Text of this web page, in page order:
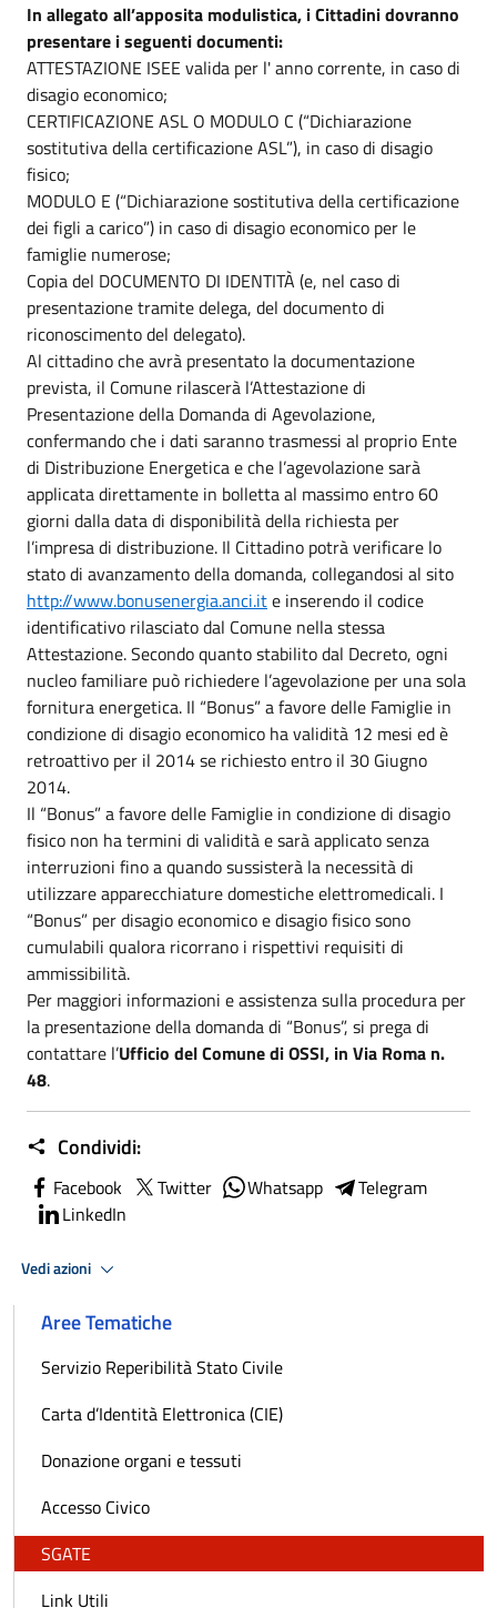
In allegato all’apposita modulistica, i Cittadini dovranno
presentare i seguenti documenti:
ATTESTAZIONE ISEE valida per l' anno corrente, in caso di
disagio economico;
CERTIFICAZIONE ASL O MODULO C (“Dichiarazione
sostitutiva della certificazione ASL”), in caso di disagio
fisico;
MODULO E (“Dichiarazione sostitutiva della certificazione
dei figli a carico”) in caso di disagio economico per le
famiglie numerose;
Copia del DOCUMENTO DI IDENTITÀ (e, nel caso di
presentazione tramite delega, del documento di
riconoscimento del delegato).
Al cittadino che avrà presentato la documentazione
prevista, il Comune rilascerà l’Attestazione di
Presentazione della Domanda di Agevolazione,
confermando che i dati saranno trasmessi al proprio Ente
di Distribuzione Energetica e che l’agevolazione sarà
applicata direttamente in bolletta al massimo entro 60
giorni dalla data di disponibilità della richiesta per
l’impresa di distribuzione. Il Cittadino potrà verificare lo
stato di avanzamento della domanda, collegandosi al sito
http://www.bonusenergia.anci.ite inserendo il codice
identificativo rilasciato dal Comune nella stessa
Attestazione. Secondo quanto stabilito dal Decreto, ogni
nucleo familiare può richiedere l’agevolazione per una sola
fornitura energetica. Il “Bonus” a favore delle Famiglie in
condizione di disagio economico ha validità 12 mesi ed è
retroattivo per il 2014 se richiesto entro il 30 Giugno
2014.
Il “Bonus” a favore delle Famiglie in condizione di disagio
fisico non ha termini di validità e sarà applicato senza
interruzioni fino a quando sussisterà la necessità di
utilizzare apparecchiature domestiche elettromedicali. I
“Bonus” per disagio economico e disagio fisico sono
cumulabili qualora ricorrano i rispettivi requisiti di
ammissibilità.
Per maggiori informazioni e assistenza sulla procedura per
la presentazione della domanda di “Bonus”, si prega di
contattare l’Ufficio del Comune di OSSI, in Via Roma n.
48.
Condividi:
Facebook Twitter Whatsapp
Telegram
LinkedIn
Vedi azioni
Aree Tematiche
Servizio Reperibilità Stato Civile
Carta d’Identità Elettronica (CIE)
Donazione organi e tessuti
Accesso Civico
SGATE
Link Utili